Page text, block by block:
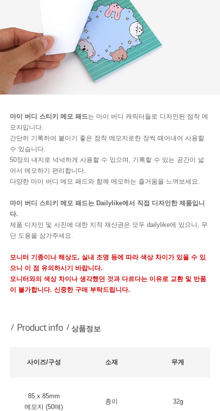
마이 버디 스티키 메모 패드는 마이 버디 캐릭터들로 디자인된 점착 메
모지입니다.
간단히 기록하여 붙이기 좋은 점착 메모지로한 장씩 떼어내어 사용할
수 있습니다.
50장의 내지로 넉넉하게 사용할 수 있으며, 기록할 수 있는 공간이 넓
어서 메모하기 편리합니다.
다양한 마이 버디 메모 패드와 함께 메모하는 즐거움을 느껴보세요.
마이 버디 스티키 메모 패드는 Dailylike에서 직접 디자인한 제품입니
다.
제품 디자인 및 사진에 대한 지적 재산권은 모두 dailylike에 있으니, 무
단 도용을 삼가주세요.
모니터 기종이나 해상도, 실내 조명 등에 따라 색상 차이가 있을 수 있
으니 이 점 유의하시기 바랍니다.
모니터와의 색상 차이나 생각했던 것과 다르다는 이유로 교환 및 반품
이 불가합니다. 신중한 구매 부탁드립니다.
상품정보
사이즈/구성 소재 무게
85 x 85mm
메모지 (50매)
종이 32g